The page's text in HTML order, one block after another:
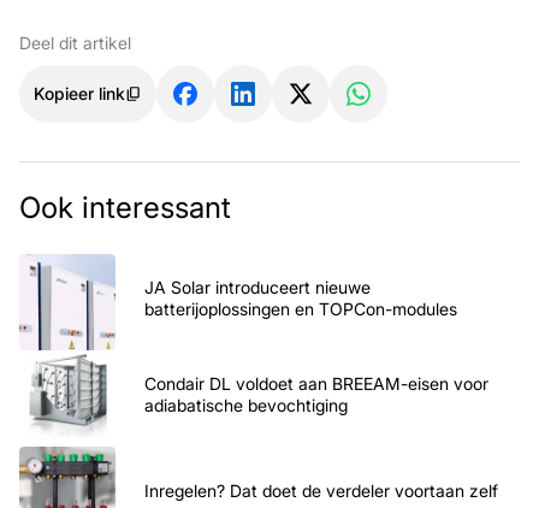
Deel dit artikel
Kopieer link
Ook interessant
JA Solar introduceert nieuwe
batterijoplossingen en TOPCon-modules
Condair DL voldoet aan BREEAM-eisen voor
adiabatische bevochtiging
Inregelen? Dat doet de verdeler voortaan zelf